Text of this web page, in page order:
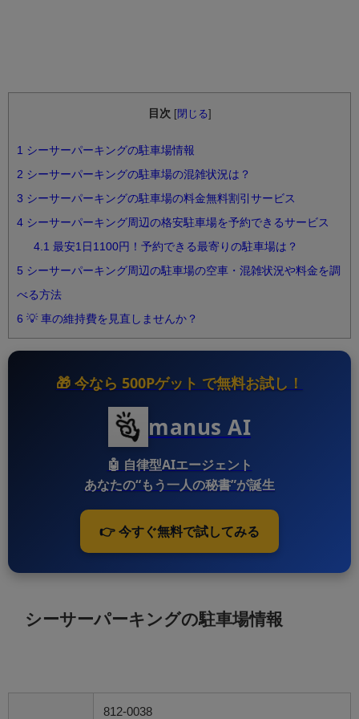
目次 閉じる
1 シーサーパーキングの駐車場情報
2 シーサーパーキングの駐車場の混雑状況は？
3 シーサーパーキングの駐車場の料金無料割引サービス
4 シーサーパーキング周辺の格安駐車場を予約できるサービス
4.1 最安1日1100円！予約できる最寄りの駐車場は？
5 シーサーパーキング周辺の駐車場の空車・混雑状況や料金を調
べる方法
6 💡 車の維持費を見直しませんか？
🎁 今なら 500Pゲット で無料お試し！
manus AI
🤖 自律型AIエージェント
あなたの“もう一人の秘書”が誕生
👉 今すぐ無料で試してみる
シーサーパーキングの駐車場情報
812-0038